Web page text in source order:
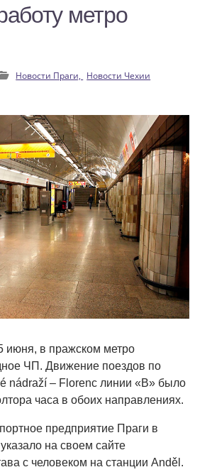
метро
Новости Праги, Новости Чехии
июня, в пражском метро
ЧП. Движение поездов по
nádraží – Florenc линии «B» было
часа в обоих направлениях.
предприятие Праги в
на своем сайте
с человеком на станции Anděl.